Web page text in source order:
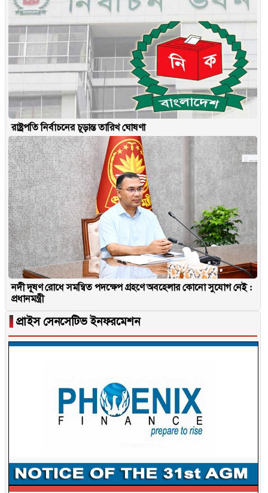
রাষ্ট্রপতি নির্বাচনের চূড়ান্ত তারিখ ঘোষণা
নদী দূষণ রোধে সমন্বিত পদক্ষেপ গ্রহণে অবহেলার কোনো সুযোগ নেই :
প্রধানমন্ত্রী
▐ প্রাইস সেনসেটিভ ইনফরমেশন